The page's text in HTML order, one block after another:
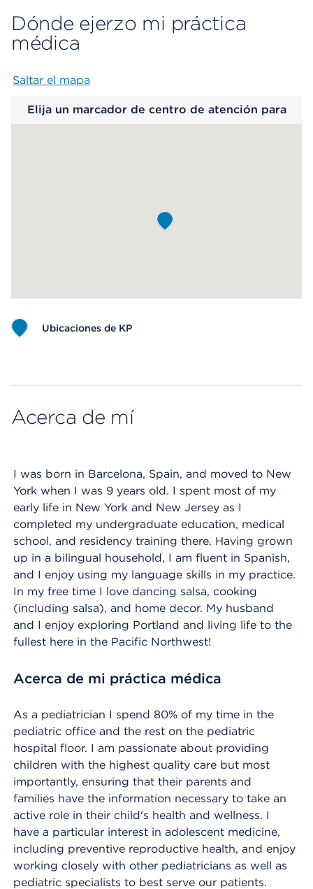
Dónde ejerzo mi práctica
médica
Saltar el mapa
Elija un marcador de centro de atención para
Ubicaciones de KP
Acerca de mí
I was born in Barcelona, Spain, and moved to New
York when I was 9 years old. I spent most of my
early life in New York and New Jersey as I
completed my undergraduate education, medical
school, and residency training there. Having grown
up in a bilingual household, I am fluent in Spanish,
and I enjoy using my language skills in my practice.
In my free time I love dancing salsa, cooking
(including salsa), and home decor. My husband
and I enjoy exploring Portland and living life to the
fullest here in the Pacific Northwest!
Acerca de mi práctica médica
As a pediatrician I spend 80% of my time in the
pediatric office and the rest on the pediatric
hospital floor. I am passionate about providing
children with the highest quality care but most
importantly, ensuring that their parents and
families have the information necessary to take an
active role in their child's health and wellness. I
have a particular interest in adolescent medicine,
including preventive reproductive health, and enjoy
working closely with other pediatricians as well as
pediatric specialists to best serve our patients.